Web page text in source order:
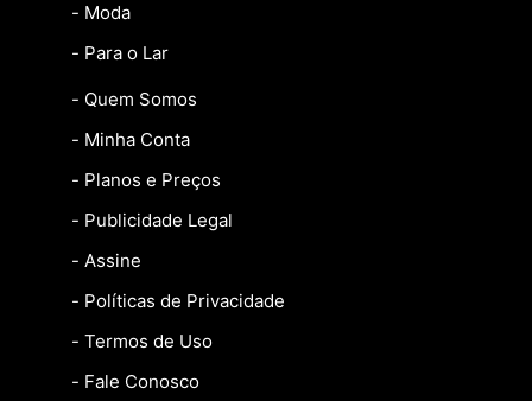
- Moda
- Para o Lar
- Quem Somos
- Minha Conta
- Planos e Preços
- Publicidade Legal
- Assine
- Políticas de Privacidade
- Termos de Uso
- Fale Conosco